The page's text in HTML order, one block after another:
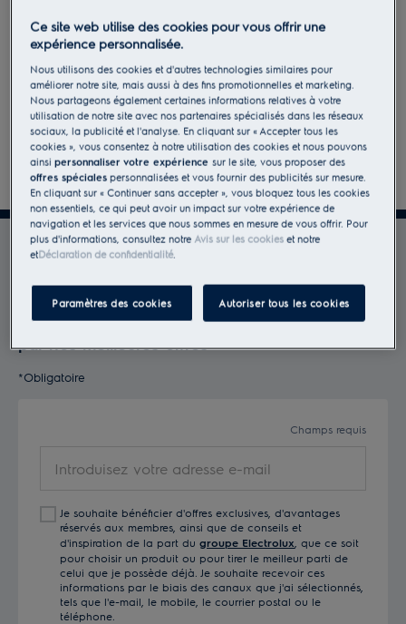
Suivant
Bénéficiez de tous les
avantages Electrolux
Rejoignez MyElectrolux et soyez récompensé
par nos meilleures offres*
*Obligatoire
Champs requis
votre
e-
mail
Je souhaite bénéficier d'offres exclusives, d'avantages
réservés aux membres, ainsi que de conseils et
d'inspiration de la part du groupe Electrolux , que ce soit
pour choisir un produit ou pour tirer le meilleur parti de
celui que je possède déjà. Je souhaite recevoir ces
informations par le biais des canaux que j'ai sélectionnés,
tels que l'e-mail, le mobile, le courrier postal ou le
téléphone.
Ce site web utilise des cookies pour vous offrir une
expérience personnalisée.
Nous utilisons des cookies et d'autres technologies similaires pour
améliorer notre site, mais aussi à des fins promotionnelles et marketing.
Nous partageons également certaines informations relatives à votre
utilisation de notre site avec nos partenaires spécialisés dans les réseaux
sociaux, la publicité et l'analyse. En cliquant sur « Accepter tous les
cookies », vous consentez à notre utilisation des cookies et nous pouvons
ainsipersonnaliser votre expériencesur le site, vous proposer des
offres spéciales personnalisées et vous fournir des publicités sur mesure.
En cliquant sur « Continuer sans accepter », vous bloquez tous les cookies
non essentiels, ce qui peut avoir un impact sur votre expérience de
navigation et les services que nous sommes en mesure de vous offrir. Pour
plus d'informations, consultez notre Avis sur les cookies et notre
etDéclaration de confidentialité.
Paramètres des cookies Autoriser tous les cookies